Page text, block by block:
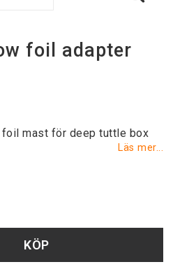
foil adapter
mast för deep tuttle box
Läs mer...
KÖP